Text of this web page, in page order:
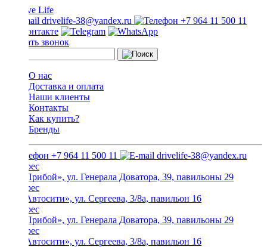
drivelife-38@yandex.ru +7 964 11 500 11
Заказать звонок
О нас
Доставка и оплата
Наши клиенты
Контакты
Как купить?
Бренды
+7 964 11 500 11 drivelife-38@yandex.ru
ТЦ «Прибой», ул. Генерала Доватора, 39, павильоны 29
ТЦ «Автосити», ул. Сергеева, 3/8а, павильон 16
ТЦ «Прибой», ул. Генерала Доватора, 39, павильоны 29
ТЦ «Автосити», ул. Сергеева, 3/8а, павильон 16